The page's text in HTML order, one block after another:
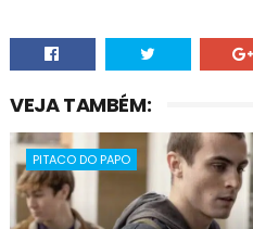
VEJA TAMBÉM:
PITACO DO PAPO